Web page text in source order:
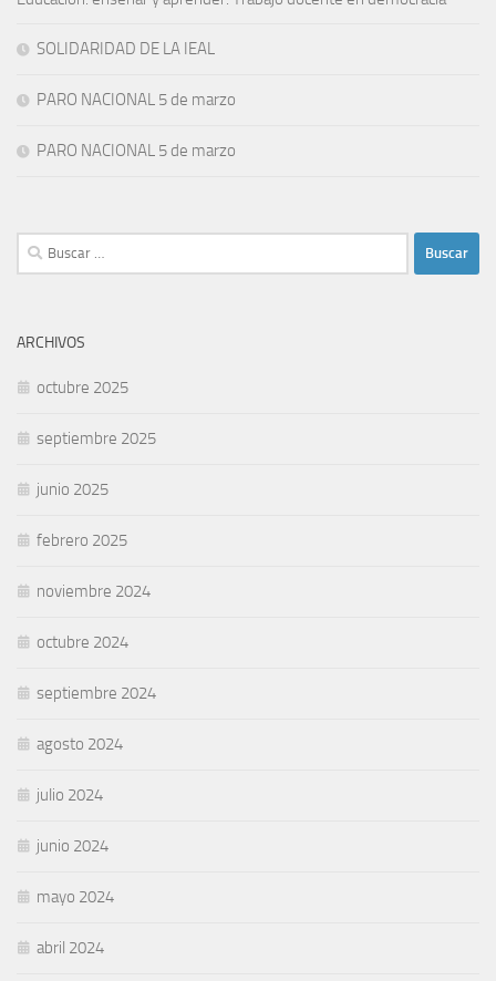
SOLIDARIDAD DE LA IEAL
PARO NACIONAL 5 de marzo
PARO NACIONAL 5 de marzo
Buscar:
ARCHIVOS
octubre 2025
septiembre 2025
junio 2025
febrero 2025
noviembre 2024
octubre 2024
septiembre 2024
agosto 2024
julio 2024
junio 2024
mayo 2024
abril 2024